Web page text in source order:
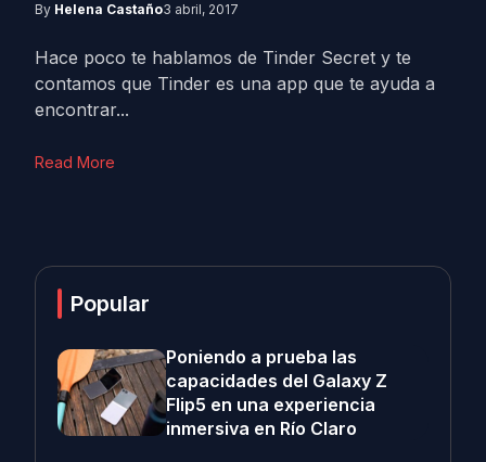
By Helena Castaño3 abril, 2017
Hace poco te hablamos de Tinder Secret y te
contamos que Tinder es una app que te ayuda a
encontrar...
Read More
Popular
Poniendo a prueba las
capacidades del Galaxy Z
Flip5 en una experiencia
inmersiva en Río Claro